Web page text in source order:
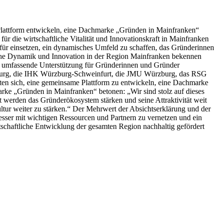
entwickeln, eine Dachmarke „Gründen in Mainfranken“
die wirtschaftliche Vitalität und Innovationskraft in Mainfranken
einsetzen, ein dynamisches Umfeld zu schaffen, das Gründerinnen
Dynamik und Innovation in der Region Mainfranken bekennen
Unterstützung für Gründerinnen und Gründer
die IHK Würzburg-Schweinfurt, die JMU Würzburg, das RSG
sich, eine gemeinsame Plattform zu entwickeln, eine Dachmarke
„Gründen in Mainfranken“ betonen: „Wir sind stolz auf dieses
das Gründerökosystem stärken und seine Attraktivität weit
weiter zu stärken.“ Der Mehrwert der Absichtserklärung und der
mit wichtigen Ressourcen und Partnern zu vernetzen und ein
Entwicklung der gesamten Region nachhaltig gefördert